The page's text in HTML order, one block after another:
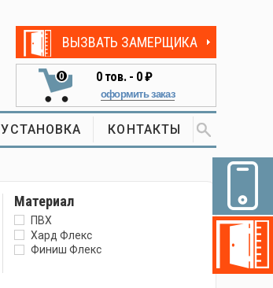
ВЫЗВАТЬ ЗАМЕРЩИКА
0 0тов. - 0 ₽
оформить заказ
УСТАНОВКА КОНТАКТЫ
Материал
ПВХ
Хард Флекс
Финиш Флекс